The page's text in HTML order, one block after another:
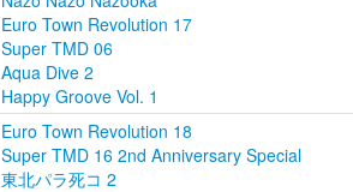
Euro Town Revolution 17
Super TMD 06
Aqua Dive 2
Happy Groove Vol. 1
Euro Town Revolution 18
Super TMD 16 2nd Anniversary Special
東北パラ死コ 2